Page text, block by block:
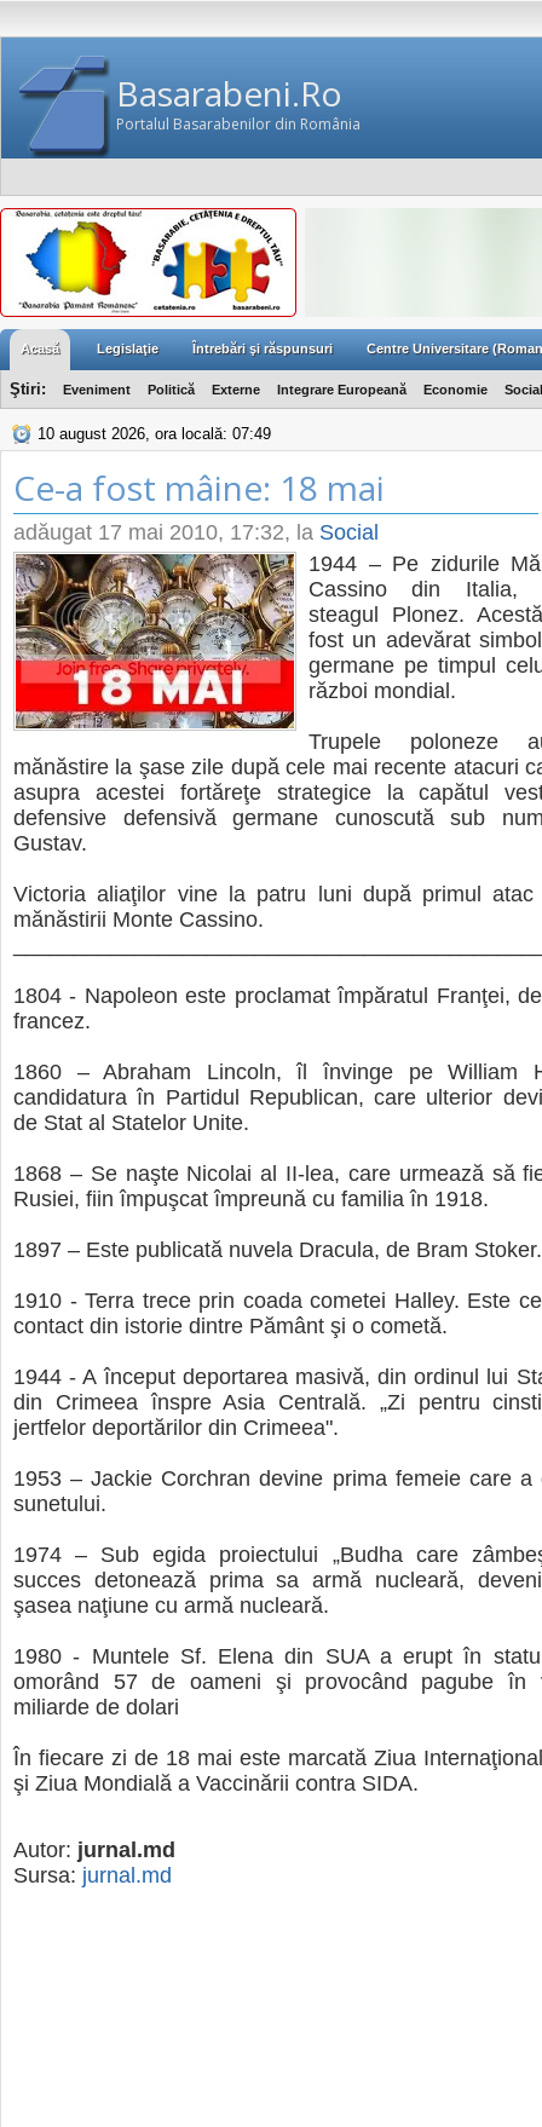
Basarabeni.Ro
Portalul Basarabenilor din România
Acasă Legislaţie Întrebări şi răspunsuri Centre Universitare
Ştiri: Eveniment Politică Externe Integrare Europeană Economie Social
10 august 2026, ora locală: 07:49
Ce-a fost mâine: 18 mai
adăugat 17 mai 2010, 17:32, la Social
1944 – Pe zidurile
Cassino din Italia,
steagul Plonez.
fost un adevărat
germane pe timpul
război mondial.
Trupele poloneze
mănăstire la şase zile după cele mai recente atacuri
asupra acestei fortăreţe strategice la capătul
defensive defensivă germane cunoscută sub
Gustav.
Victoria aliaţilor vine la patru luni după primul atac
mănăstirii Monte Cassino.
1804 - Napoleon este proclamat împăratul Franţei,
francez.
1860 – Abraham Lincoln, îl învinge pe William
candidatura în Partidul Republican, care ulterior
de Stat al Statelor Unite.
1868 – Se naşte Nicolai al II-lea, care urmează să
Rusiei, fiin împuşcat împreună cu familia în 1918.
1897 – Este publicată nuvela Dracula, de Bram Stoker.
1910 - Terra trece prin coada cometei Halley. Este
contact din istorie dintre Pământ şi o cometă.
1944 - A început deportarea masivă, din ordinul lui
din Crimeea înspre Asia Centrală. „Zi pentru
jertfelor deportărilor din Crimeea".
1953 – Jackie Corchran devine prima femeie care a
sunetului.
1974 – Sub egida proiectului „Budha care
succes detonează prima sa armă nucleară,
şasea naţiune cu armă nucleară.
1980 - Muntele Sf. Elena din SUA a erupt în
omorând 57 de oameni şi provocând pagube în
miliarde de dolari
În fiecare zi de 18 mai este marcată Ziua
şi Ziua Mondială a Vaccinării contra SIDA.
Autor: jurnal.md
Sursa: jurnal.md